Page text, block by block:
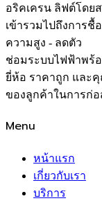
อริคเครน ลิฟต์โดย
เข้ารวมไปถึงการชื้
ความสูง - ลดตัว
ช่อมระบบไฟฟ้าพร้
ยี่ห้อ ราคาถูก และ
ของลูกค้าในการก่อ
Menu
หน้าแรก
เกี่ยวกับเรา
บริการ